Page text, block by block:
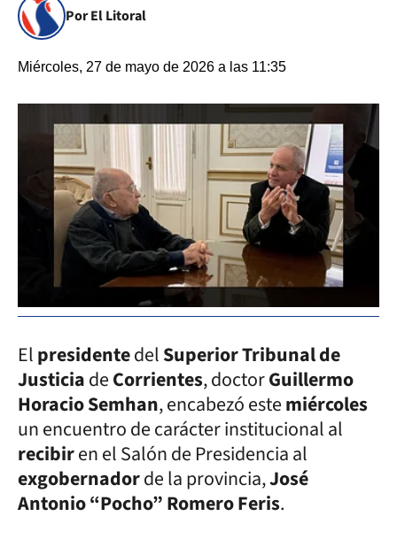
Por El Litoral
Miércoles, 27 de mayo de 2026 a las 11:35
ElpresidentedelSuperior Tribunal de
JusticiadeCorrientes, doctorGuillermo
Horacio Semhan, encabezó estemiércoles
un encuentro de carácter institucional al
recibiren el Salón de Presidencia al
exgobernadorde la provincia,José
Antonio “Pocho” Romero Feris.